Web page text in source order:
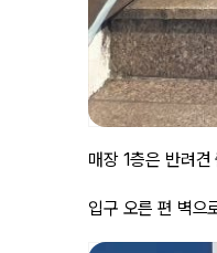
매장 1층은 반려
입구 오른 편 벽으